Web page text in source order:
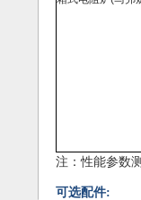
注：性能参数
可选配件: